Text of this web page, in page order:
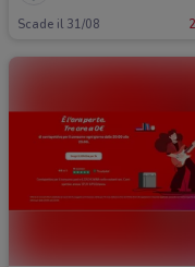
Scade il 31/08